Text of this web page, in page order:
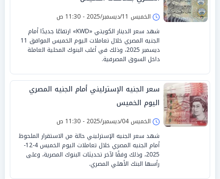
الخميس 11/ديسمبر/2025 - 11:30 ص
شهد سعر الدينار الكويتي «KWD» ارتفاعًا جديدًا أمام
الجنيه المصري خلال تعاملات اليوم الخميس الموافق 11
ديسمبر 2025، وذلك في أغلب البنوك المحلية العاملة
داخل السوق المصرفية.
سعر الجنيه الإسترليني أمام الجنيه المصري
اليوم الخميس
الخميس 04/ديسمبر/2025 - 11:30 ص
شهد سعر الجنيه الإسترليني حالة من الاستقرار الملحوظ
أمام الجنيه المصري خلال تعاملات اليوم الخميس 4-12-
2025، وذلك وفقًا لآخر تحديثات البنوك المصرية، وعلى
رأسها البنك الأهلي المصري.